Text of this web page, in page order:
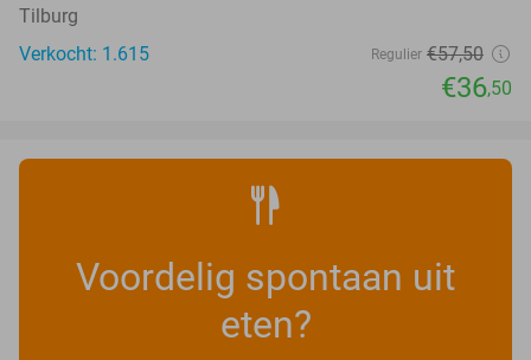
Tilburg
Verkocht: 1.615
Regulier €57,50
€36,50
Voordelig spontaan uit
eten?